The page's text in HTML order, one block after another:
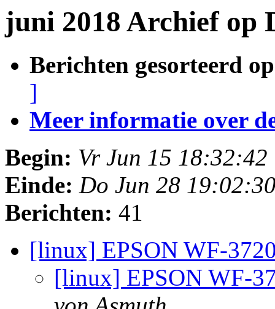
juni 2018 Archief op
Berichten gesorteerd
]
Meer informatie over
Begin: Vr Jun 15 18:32:42
Einde: Do Jun 28
Berichten: 41
[linux] EPSON WF-
[linux] EPSON WF-